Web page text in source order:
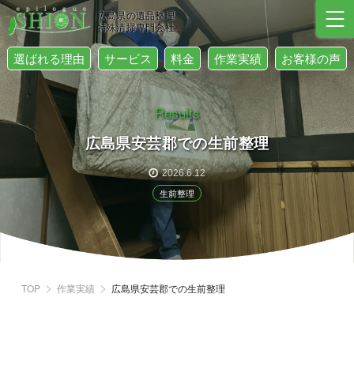
広島県の遺品整理
特殊清掃専門会社
選ばれる理由 サービス 料金 作業実績 お客様の声
Results
広島県安芸郡での生前整理
2026.6.12
生前整理
TOP 作業実績 広島県安芸郡での生前整理